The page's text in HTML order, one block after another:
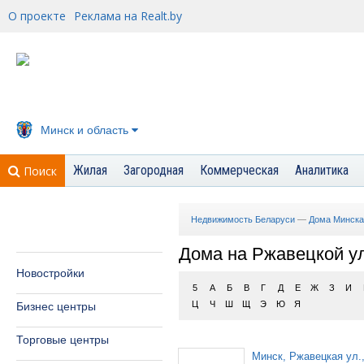
О проекте Реклама на Realt.by
Минск и область
Поиск Жилая Загородная Коммерческая Аналитика
Новостройки
Бизнес центры
Торговые центры
Недвижимость Беларуси — Дома Минска
Дома на Ржавецкой
5 А Б В Г Д Е Ж З И
Ц
Ч Ш Щ Э Ю Я
Минск, Ржавецкая ул.,